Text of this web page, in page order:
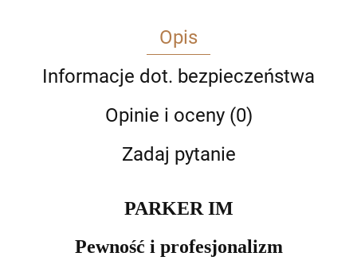
Opis
Informacje dot. bezpieczeństwa
Opinie i oceny (0)
Zadaj pytanie
PARKER IM
Pewność i profesjonalizm